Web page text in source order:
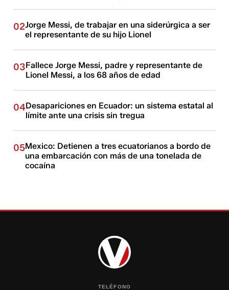
02Jorge Messi, de trabajar en una siderúrgica a ser
el representante de su hijo Lionel
03Fallece Jorge Messi, padre y representante de
Lionel Messi, a los 68 años de edad
04Desapariciones en Ecuador: un sistema estatal al
límite ante una crisis sin tregua
05Mexico: Detienen a tres ecuatorianos a bordo de
una embarcación con más de una tonelada de
cocaína
TELÉFONO